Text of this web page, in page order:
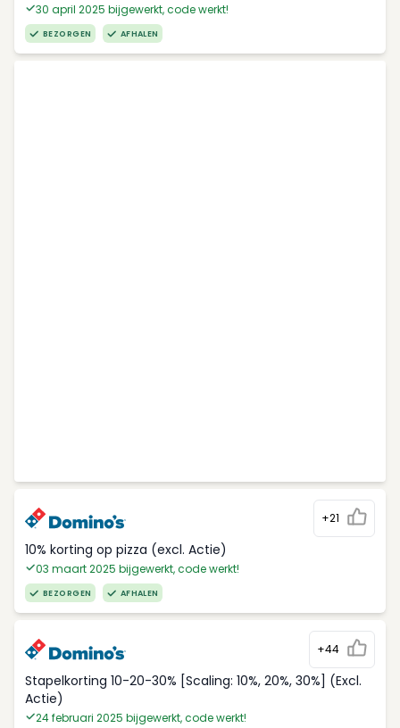
30 april 2025 bijgewerkt, code werkt!
BEZORGEN AFHALEN
+21
10% korting op pizza (excl. Actie)
03 maart 2025 bijgewerkt, code werkt!
BEZORGEN AFHALEN
+44
Stapelkorting 10-20-30% [Scaling: 10%, 20%, 30%] (Excl.
Actie)
24 februari 2025 bijgewerkt, code werkt!